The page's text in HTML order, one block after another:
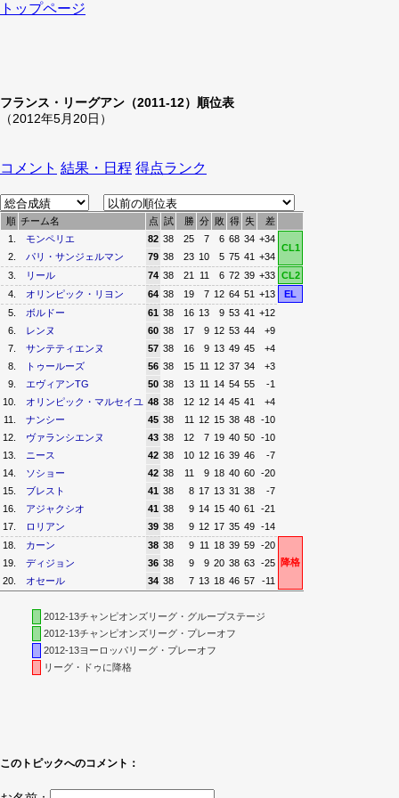
トップページ
フランス・リーグアン（2011-12）順位表
（2012年5月20日）
コメント 結果・日程 得点ランク
順 チーム名 点 試 勝 分 敗 得 失
差
1.
モンペリエ 82 38 25 7 6 68 34 +34
CL1
2.
パリ・サンジェルマン 79 38 23 10 5 75 41 +34
3.
リール 74 38 21 11 6 72 39 +33 CL2
4.
オリンピック・リヨン 64 38 19 7 12 64 51 +13
EL
5.
ボルドー 61 38 16 13 9 53 41 +12
6.
レンヌ 60 38 17 9 12 53 44
+9
7.
サンテティエンヌ 57 38 16 9 13 49 45
+4
8.
トゥールーズ 56 38 15 11 12 37 34
+3
9.
エヴィアンTG 50 38 13 11 14 54 55
-1
10.
オリンピック・マルセイユ 48 38 12 12 14 45 41
+4
11.
ナンシー 45 38 11 12 15 38 48 -10
12.
ヴァランシエンヌ 43 38 12 7 19 40 50 -10
13.
ニース 42 38 10 12 16 39 46
-7
14.
ソショー 42 38 11 9 18 40 60 -20
15.
ブレスト 41 38 8 17 13 31 38
-7
16.
アジャクシオ 41 38 9 14 15 40 61
-21
17.
ロリアン 39 38 9 12 17 35 49 -14
18.
カーン 38 38 9 11 18 39 59 -20
降格
19. ディジョン 36 38 9 9 20 38 63 -25
20.
オセール 34 38 7 13 18 46 57 -11
2012-13チャンピオンズリーグ・グループステージ
2012-13チャンピオンズリーグ・プレーオフ
2012-13ヨーロッパリーグ・プレーオフ
リーグ・ドゥに降格
このトピックへのコメント：